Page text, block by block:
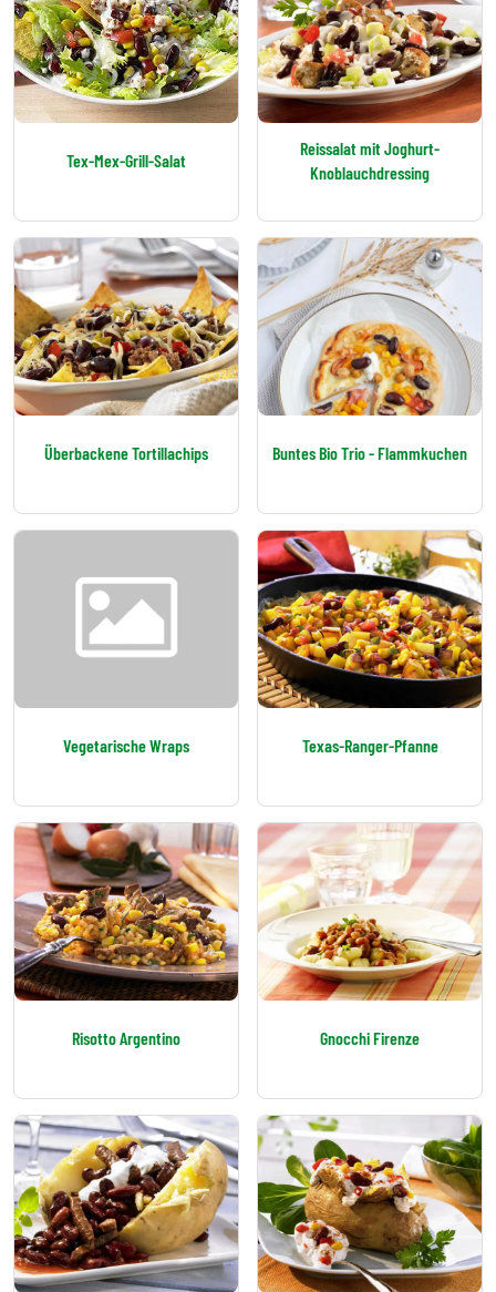
Tex-Mex-Grill-Salat
Reissalat mit Joghurt-
Knoblauchdressing
Überbackene Tortillachips Buntes Bio Trio - Flammkuchen
Vegetarische Wraps Texas-Ranger-Pfanne
Risotto Argentino Gnocchi Firenze